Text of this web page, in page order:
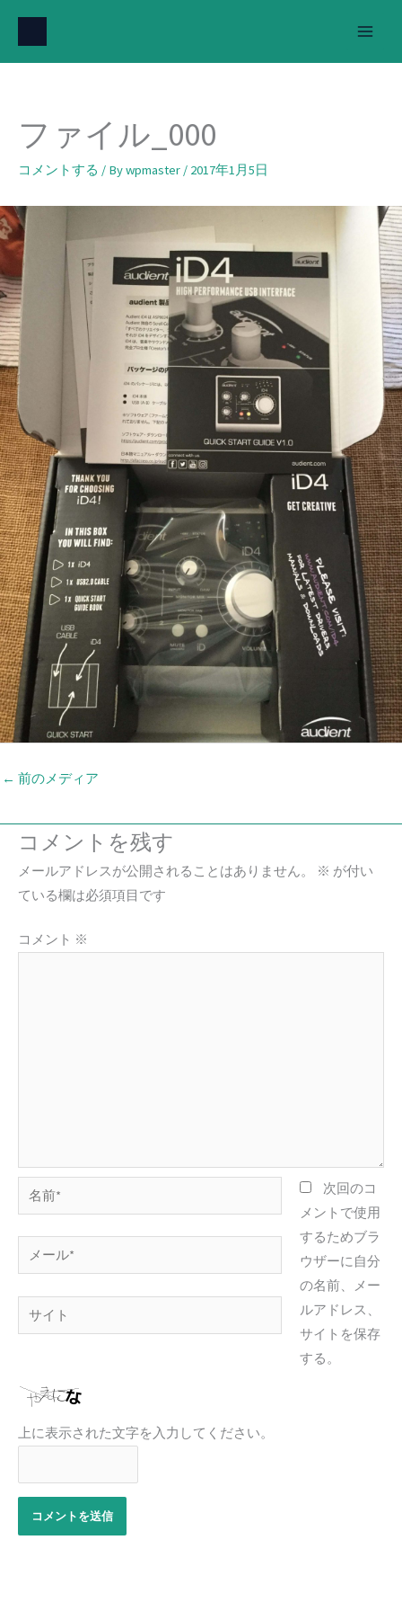
を
ファイル_000
コメントする / Bywpmaster / 2017年1月5日
← 前のメディア
コメントを残す
メールアドレスが公開されることはありません。 ※ が付い
ている欄は必須項目です
コメント ※
前
*
ー
ル
イ
次回のコ
メントで使用
するためブラ
ウザーに自分
の名前、メー
ルアドレス、
サイトを保存
する。
上に表示された文字を入力してください。